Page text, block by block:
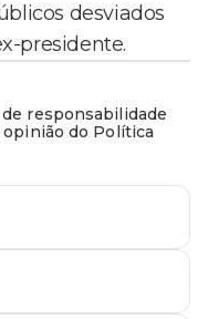
desviados
presidente.
responsabilidade
do Política